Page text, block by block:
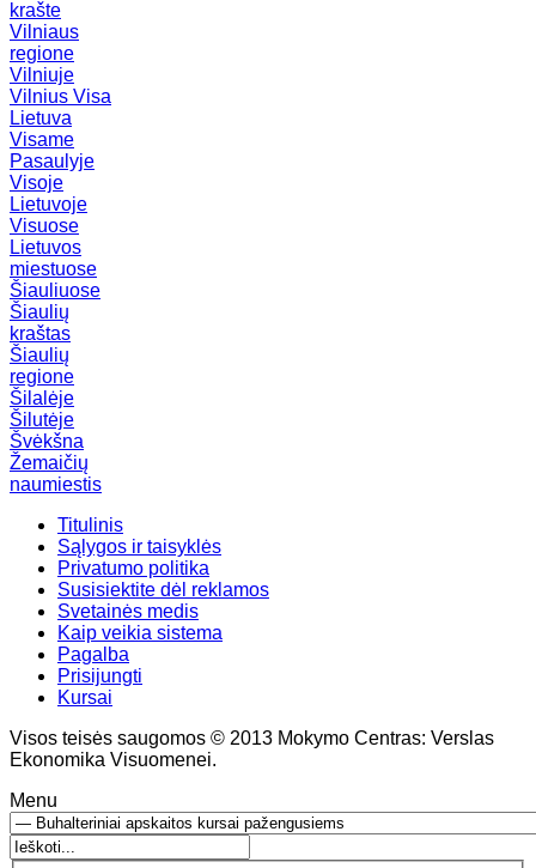
krašte
Vilniaus
regione
Vilniuje
Vilnius Visa
Lietuva
Visame
Pasaulyje
Visoje
Lietuvoje
Visuose
Lietuvos
miestuose
Šiauliuose
Šiaulių
kraštas
Šiaulių
regione
Šilalėje
Šilutėje
Švėkšna
Žemaičių
naumiestis
Titulinis
Sąlygos ir taisyklės
Privatumo politika
Susisiektite dėl reklamos
Svetainės medis
Kaip veikia sistema
Pagalba
Prisijungti
Kursai
Visos teisės saugomos © 2013 Mokymo Centras: Verslas
Ekonomika Visuomenei.
Menu